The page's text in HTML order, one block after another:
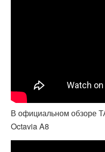
В официальном
Octavia A8